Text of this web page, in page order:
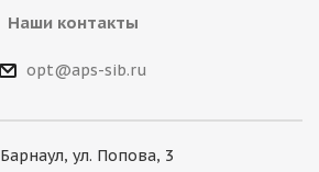
Наши контакты
opt@aps-sib.ru
Барнаул, ул. Попова, 3